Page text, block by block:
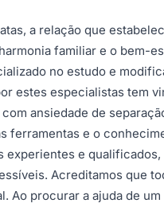
a relação que
familiar e o bem-
no estudo e
estes especialistas tem
ansiedade de
e o
experientes e
Acreditamos que
Ao procurar a ajuda de